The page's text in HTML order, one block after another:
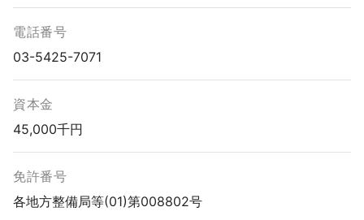
電話番号
03-5425-7071
資本金
45,000千円
免許番号
各地方整備局等(01)第008802号